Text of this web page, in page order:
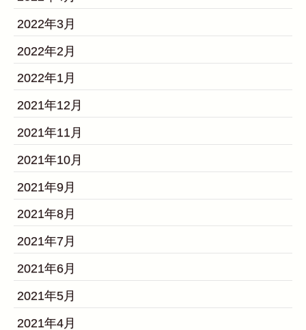
2022年3月
2022年2月
2022年1月
2021年12月
2021年11月
2021年10月
2021年9月
2021年8月
2021年7月
2021年6月
2021年5月
2021年4月